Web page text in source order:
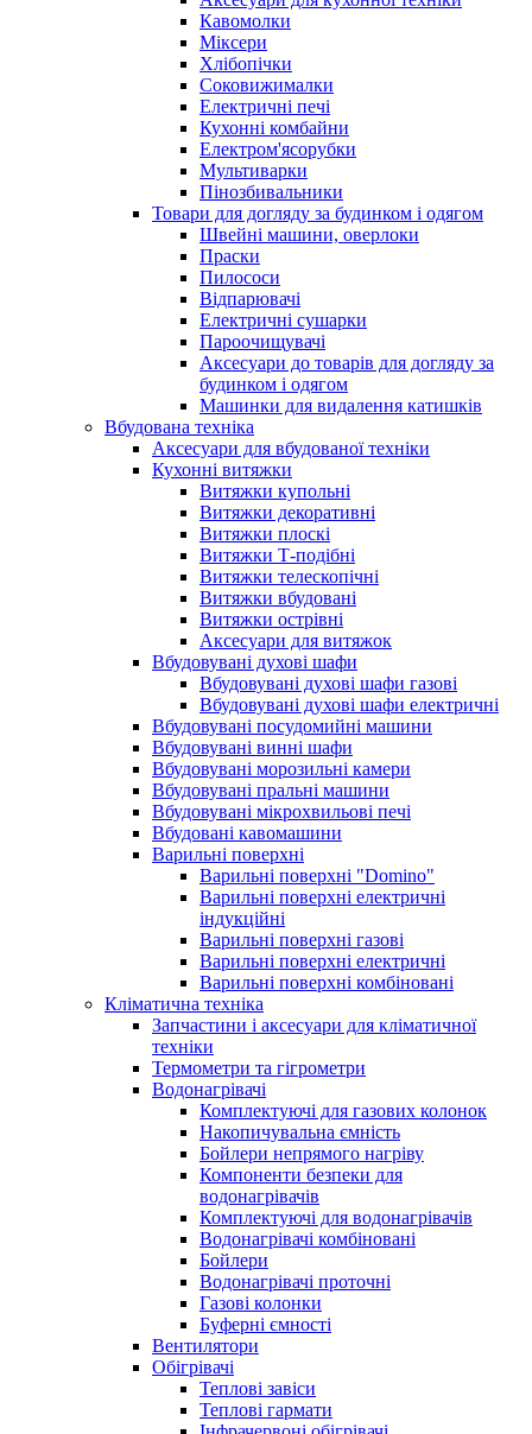
Кавомолки
Міксери
Хлібопічки
Соковижималки
Електричні печі
Кухонні комбайни
Електром'ясорубки
Мультиварки
Пінозбивальники
Товари для догляду за будинком і одягом
Швейні машини, оверлоки
Праски
Пилососи
Відпарювачі
Електричні сушарки
Пароочищувачі
Аксесуари до товарів для догляду за
будинком і одягом
Машинки для видалення катишків
Вбудована техніка
Аксесуари для вбудованої техніки
Кухонні витяжки
Витяжки купольні
Витяжки декоративні
Витяжки плоскі
Витяжки Т-подібні
Витяжки телескопічні
Витяжки вбудовані
Витяжки острівні
Аксесуари для витяжок
Вбудовувані духові шафи
Вбудовувані духові шафи газові
Вбудовувані духові шафи електричні
Вбудовувані посудомийні машини
Вбудовувані винні шафи
Вбудовувані морозильні камери
Вбудовувані пральні машини
Вбудовувані мікрохвильові печі
Вбудовані кавомашини
Варильні поверхні
Варильні поверхні "Domino"
Варильні поверхні електричні
індукційні
Варильні поверхні газові
Варильні поверхні електричні
Варильні поверхні комбіновані
Кліматична техніка
Запчастини і аксесуари для кліматичної
техніки
Термометри та гігрометри
Водонагрівачі
Комплектуючі для газових колонок
Накопичувальна ємність
Бойлери непрямого нагріву
Компоненти безпеки для
водонагрівачів
Комплектуючі для водонагрівачів
Водонагрівачі комбіновані
Бойлери
Водонагрівачі проточні
Газові колонки
Буферні ємності
Вентилятори
Обігрівачі
Теплові завіси
Теплові гармати